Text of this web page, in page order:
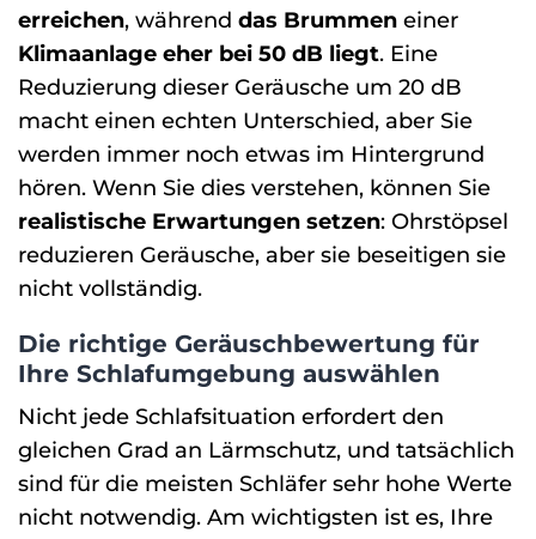
erreichen, während das Brummen einer
Klimaanlage eher bei 50 dB liegt. Eine
Reduzierung dieser Geräusche um 20 dB
macht einen echten Unterschied, aber Sie
werden immer noch etwas im Hintergrund
hören. Wenn Sie dies verstehen, können Sie
realistische Erwartungen setzen: Ohrstöpsel
reduzieren Geräusche, aber sie beseitigen sie
nicht vollständig.
Die richtige Geräuschbewertung für
Ihre Schlafumgebung auswählen
Nicht jede Schlafsituation erfordert den
gleichen Grad an Lärmschutz, und tatsächlich
sind für die meisten Schläfer sehr hohe Werte
nicht notwendig. Am wichtigsten ist es, Ihre